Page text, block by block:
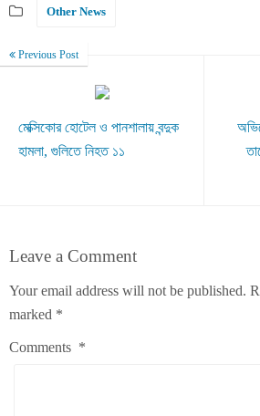
Other News
Previous Post
মেক্সিকোর হোটেল ও পানশালায় বন্দুক
হামলা, গুলিতে নিহত ১১
Leave a Comment
Your email address will not be published.
marked *
Comments *